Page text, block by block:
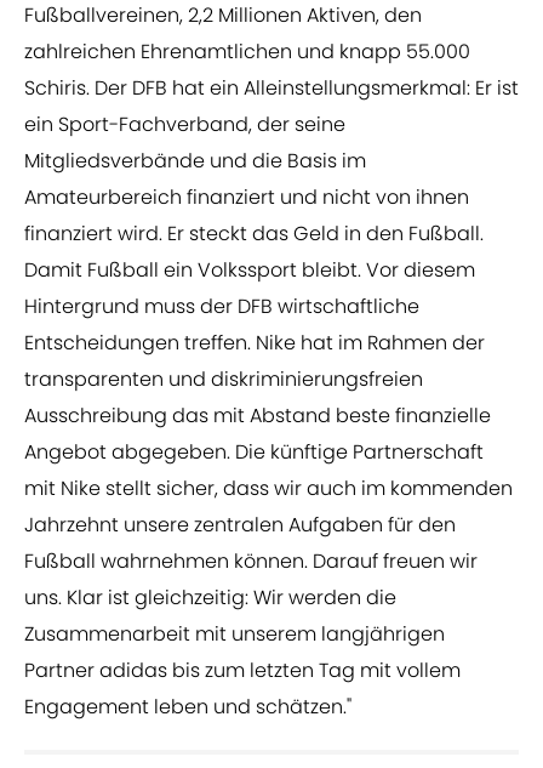
Fußballvereinen, 2,2 Millionen Aktiven, den
zahlreichen Ehrenamtlichen und knapp 55.000
Schiris. Der DFB hat ein Alleinstellungsmerkmal: Er ist
ein Sport-Fachverband, der seine
Mitgliedsverbände und die Basis im
Amateurbereich finanziert und nicht von ihnen
finanziert wird. Er steckt das Geld in den Fußball.
Damit Fußball ein Volkssport bleibt. Vor diesem
Hintergrund muss der DFB wirtschaftliche
Entscheidungen treffen. Nike hat im Rahmen der
transparenten und diskriminierungsfreien
Ausschreibung das mit Abstand beste finanzielle
Angebot abgegeben. Die künftige Partnerschaft
mit Nike stellt sicher, dass wir auch im kommenden
Jahrzehnt unsere zentralen Aufgaben für den
Fußball wahrnehmen können. Darauf freuen wir
uns. Klar ist gleichzeitig: Wir werden die
Zusammenarbeit mit unserem langjährigen
Partner adidas bis zum letzten Tag mit vollem
Engagement leben und schätzen."